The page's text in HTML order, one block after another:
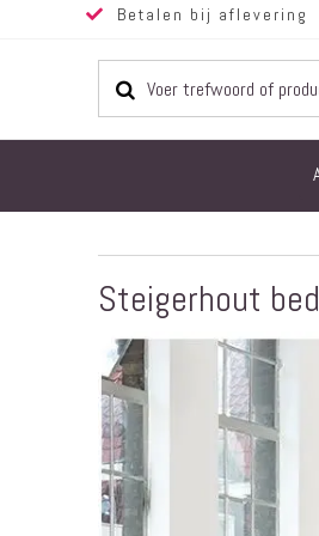
Betalen bij aflevering
Steigerhout
naar
het
einde
van
de
afbeeldingen-